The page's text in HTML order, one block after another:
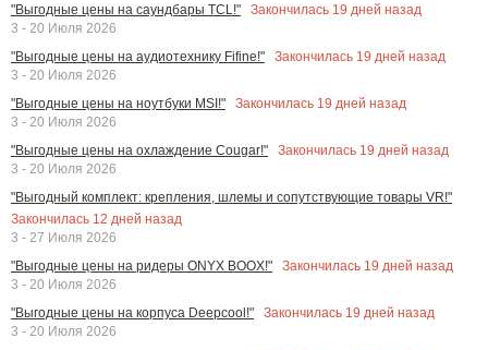
"Выгодные цены на саундбары TCL!"
Закончилась 19 дней назад
3 - 20 Июля 2026
"Выгодные цены на аудиотехнику Fifine!"
Закончилась 19 дней назад
3 - 20 Июля 2026
"Выгодные цены на ноутбуки MSI!"
Закончилась 19 дней назад
3 - 20 Июля 2026
"Выгодные цены на охлаждение Cougar!"
Закончилась 19 дней назад
3 - 20 Июля 2026
"Выгодный комплект: крепления, шлемы и сопутствующие товары VR!"
Закончилась 12 дней назад
3 - 27 Июля 2026
"Выгодные цены на ридеры ONYX BOOX!"
Закончилась 19 дней назад
3 - 20 Июля 2026
"Выгодные цены на корпуса Deepcool!"
Закончилась 19 дней назад
3 - 20 Июля 2026